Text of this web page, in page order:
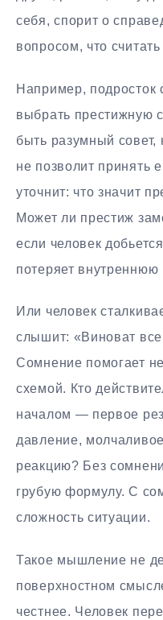
себя, спорит о
вопросом, что
Например,
выбрать престижную
быть разумный
не позволит принять
уточнит: что значит
Может ли престиж
если человек
потеряет внутреннюю
Или человек
слышит: «Виноват
Сомнение помогает
схемой. Кто
началом — первое
давление,
реакцию? Без
грубую формулу. С
сложность ситуации.
Такое мышление не
поверхностном
честнее. Человек